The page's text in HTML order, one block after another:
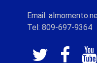
Email:
Tel: 809-697-9364